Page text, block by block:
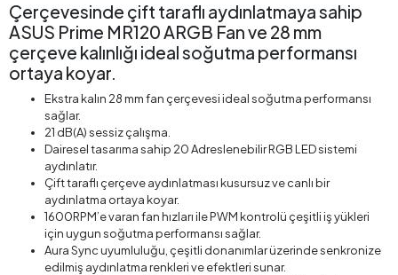
Çerçevesinde çift taraflı aydınlatmaya sahip
ASUS Prime MR120 ARGB Fan ve 28 mm
çerçeve kalınlığı ideal soğutma performansı
ortaya koyar.
Ekstra kalın 28 mm fan çerçevesi ideal soğutma performansı
sağlar.
21 dB(A) sessiz çalışma.
Dairesel tasarıma sahip 20 Adreslenebilir RGB LED sistemi
aydınlatır.
Çift taraflı çerçeve aydınlatması kusursuz ve canlı bir
aydınlatma ortaya koyar.
1600RPM’e varan fan hızları ile PWM kontrolü çeşitli iş yükleri
için uygun soğutma performansı sağlar.
Aura Sync uyumluluğu, çeşitli donanımlar üzerinde senkronize
edilmiş aydınlatma renkleri ve efektleri sunar.